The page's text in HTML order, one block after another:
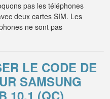
pas les téléphones
deux cartes SIM. Les
ne sont pas
LE CODE DE
SAMSUNG
10.1 (QC)